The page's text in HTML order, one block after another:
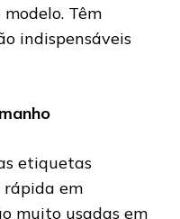
modelo. Têm
indispensáveis
etiquetas
em
muito usadas em